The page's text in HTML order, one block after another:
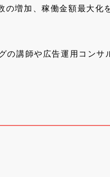
増加、稼働金額最大化
講師や広告運用コンサ